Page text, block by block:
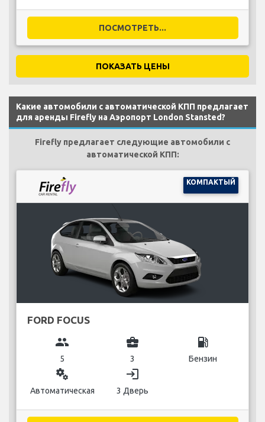
ПОСМОТРЕТЬ...
ПОКАЗАТЬ ЦЕНЫ
Какие автомобили с автоматической КПП предлагает
для аренды Firefly на Аэропорт London Stansted?
Firefly предлагает следующие автомобили с
автоматической КПП:
КОМПАКТЫЙ
FORD FOCUS
group
5
business_center
3
local_gas_station
Бензин
miscellaneous_services
Автоматическая
login
3 Дверь